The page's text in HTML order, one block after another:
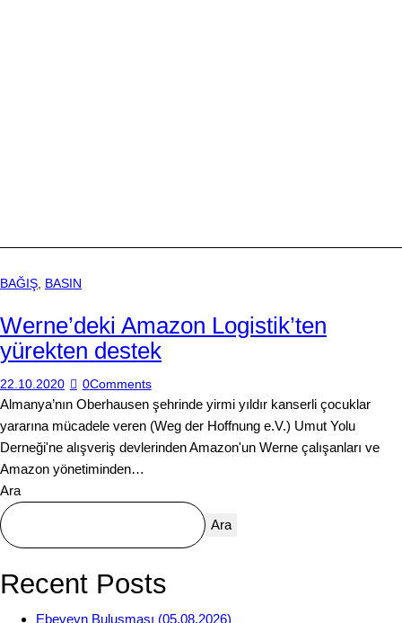
BAĞIŞ, BASIN
Werne’deki Amazon Logistik’ten
yürekten destek
22.10.2020 0Comments
Almanya’nın Oberhausen şehrinde yirmi yıldır kanserli çocuklar
yararına mücadele veren (Weg der Hoffnung e.V.) Umut Yolu
Derneği'ne alışveriş devlerinden Amazon'un Werne çalışanları ve
Amazon yönetiminden…
Ara
Ara
Recent Posts
Ebeveyn Buluşması (05.08.2026)